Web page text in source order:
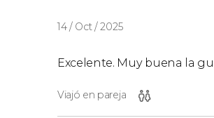
14 / Oct / 2025
Excelente. Muy buena la
Viajó en pareja